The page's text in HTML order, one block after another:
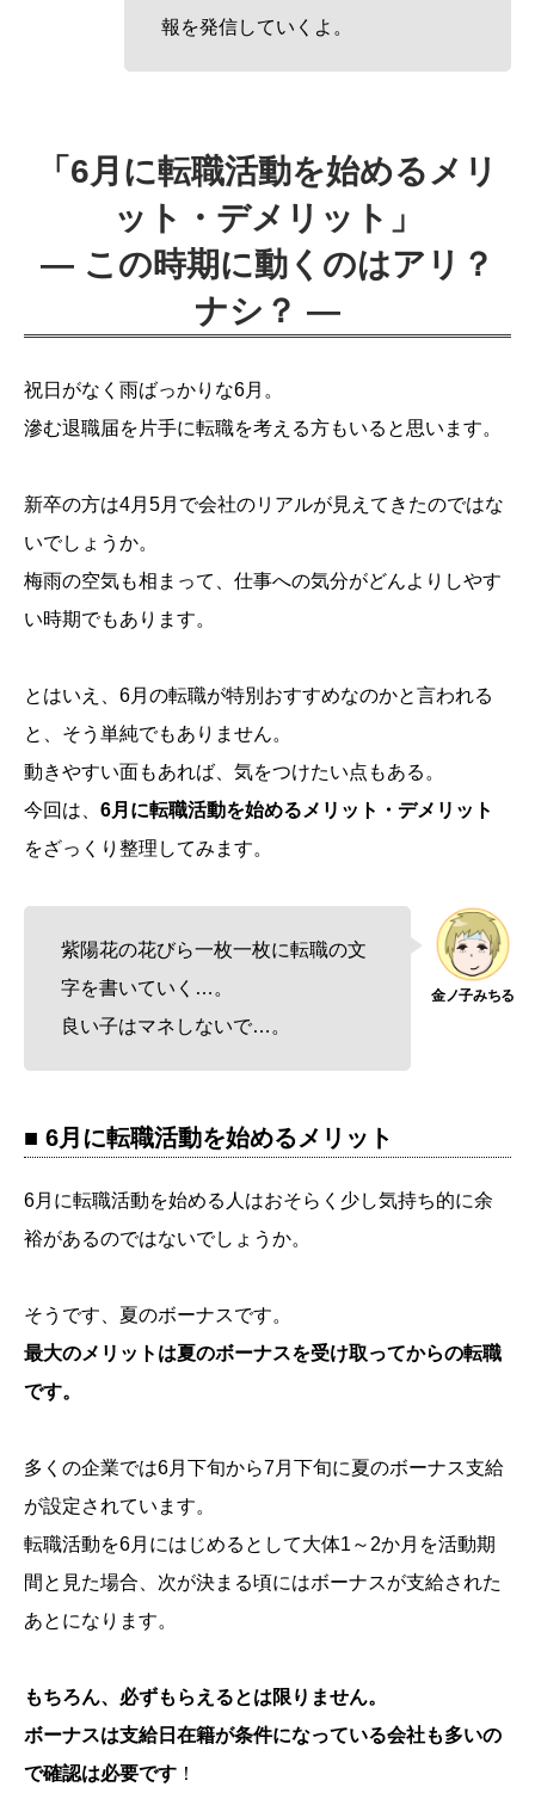
報を発信していくよ。
「6月に転職活動を始めるメリ
ット・デメリット」
― この時期に動くのはアリ？
ナシ？ ―
祝日がなく雨ばっかりな6月。
滲む退職届を片手に転職を考える方もいると思います。
新卒の方は4月5月で会社のリアルが見えてきたのではな
いでしょうか。
梅雨の空気も相まって、仕事への気分がどんよりしやす
い時期でもあります。
とはいえ、6月の転職が特別おすすめなのかと言われる
と、そう単純でもありません。
動きやすい面もあれば、気をつけたい点もある。
今回は、 6月に転職活動を始めるメリット・デメリット
をざっくり整理してみます。
紫陽花の花びら一枚一枚に転職の文
字を書いていく…。
良い子はマネしないで…。
■ 6月に転職活動を始めるメリット
6月に転職活動を始める人はおそらく少し気持ち的に余
裕があるのではないでしょうか。
そうです、夏のボーナスです。
最大のメリットは夏のボーナスを受け取ってからの転職
です。
多くの企業では6月下旬から7月下旬に夏のボーナス支給
が設定されています。
転職活動を6月にはじめるとして大体1～2か月を活動期
間と見た場合、次が決まる頃にはボーナスが支給された
あとになります。
もちろん、必ずもらえるとは限りません。
ボーナスは支給日在籍が条件になっている会社も多いの
で確認は必要です ！